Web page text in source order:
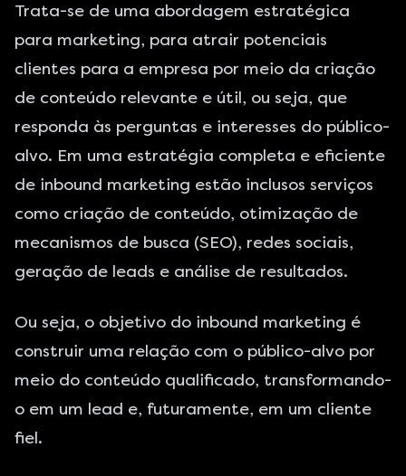
Trata-se de uma abordagem estratégica
para marketing, para atrair potenciais
clientes para a empresa por meio da criação
de conteúdo relevante e útil, ou seja, que
responda às perguntas e interesses do público-
alvo. Em uma estratégia completa e eficiente
de inbound marketing estão inclusos serviços
como criação de conteúdo, otimização de
mecanismos de busca (SEO), redes sociais,
geração de leads e análise de resultados.
Ou seja, o objetivo do inbound marketing é
construir uma relação com o público-alvo por
meio do conteúdo qualificado, transformando-
o em um lead e, futuramente, em um cliente
fiel.